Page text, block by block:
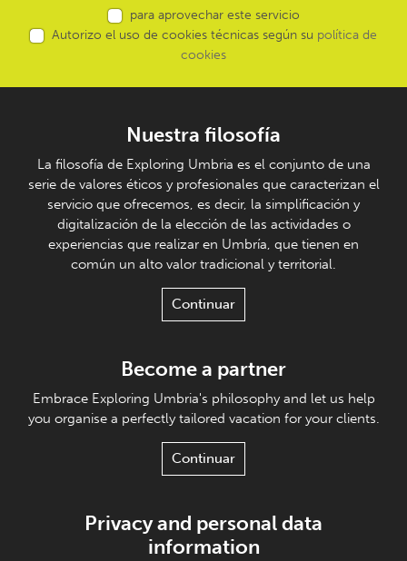
para aprovechar este servicio
Autorizo el uso de cookies técnicas según su política de
cookies
Nuestra filosofía
La filosofía de Exploring Umbria es el conjunto de una
serie de valores éticos y profesionales que caracterizan el
servicio que ofrecemos, es decir, la simplificación y
digitalización de la elección de las actividades o
experiencias que realizar en Umbría, que tienen en
común un alto valor tradicional y territorial.
Continuar
Become a partner
Embrace Exploring Umbria's philosophy and let us help
you organise a perfectly tailored vacation for your clients.
Continuar
Privacy and personal data
information